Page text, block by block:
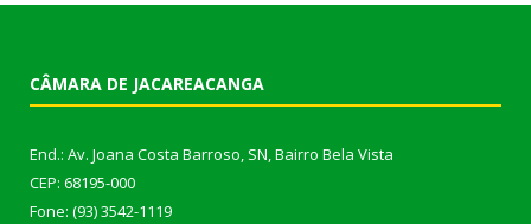
CÂMARA DE JACAREACANGA
End.: Av. Joana Costa Barroso, SN, Bairro Bela Vista
CEP: 68195-000
Fone: (93) 3542-1119